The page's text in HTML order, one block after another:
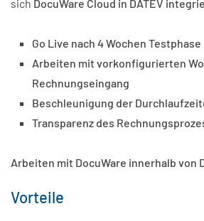
sich DocuWare Cloud in DATEV
Go Live nach 4 Wochen Testphase
Arbeiten mit vorkonfigurierten
Rechnungseingang
Beschleunigung der
Transparenz des
Arbeiten mit DocuWare innerhalb von
Vorteile